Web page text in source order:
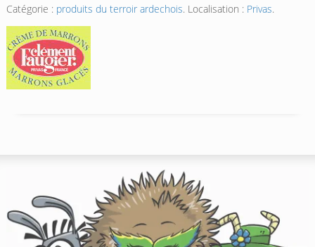
Catégorie : produits du terroir ardechois. Localisation : Privas.